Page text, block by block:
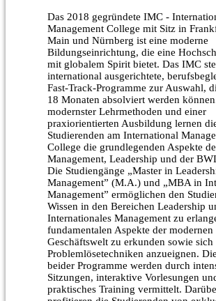
Das 2018 gegründete IMC -
Management College mit Sitz in
Main und Nürnberg ist eine moderne
Bildungseinrichtung, die eine
mit globalem Spirit bietet. Das IMC
international ausgerichtete,
Fast-Track-Programme zur Auswahl,
18 Monaten absolviert werden
modernster Lehrmethoden und einer
praxiorientierten Ausbildung lernen
Studierenden am International
College die grundlegenden Aspekte
Management, Leadership und der
Die Studiengänge „Master in
Management” (M.A.) und „MBA in
Management” ermöglichen den
Wissen in den Bereichen Leadership
Internationales Management zu
fundamentalen Aspekte der modernen
Geschäftswelt zu erkunden sowie sich
Problemlösetechniken anzueignen.
beider Programme werden durch
Sitzungen, interaktive Vorlesungen
praktisches Training vermittelt.